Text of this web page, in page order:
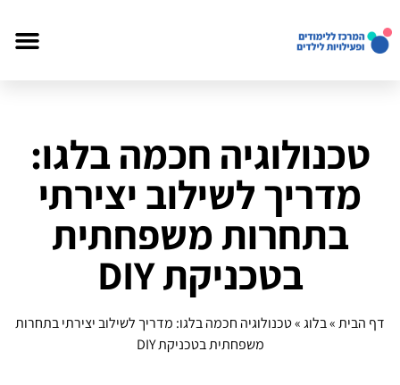
טכנולוגיה חכמה בלגו:
מדריך לשילוב יצירתי
בתחרות משפחתית
בטכניקת DIY
דף הבית»בלוג»טכנולוגיה חכמה בלגו: מדריך לשילוב יצירתי בתחרות
משפחתית בטכניקת DIY